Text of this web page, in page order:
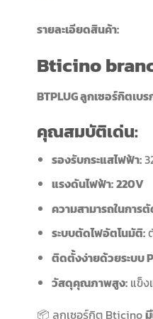
รายละเอียดสินค้า:
Bticino
BTPLUG ลูกเซอร์กิตเบ
คุณสมบัติเด่น:
รองรับกระแสไฟฟ้า:
แรงดันไฟฟ้า:220V
ความสามารถในการ
ระบบตัดไฟอัตโนมัติ:
ติดตั้งง่ายด้วยระบบ
วัสดุคุณภาพสูง:แข็ง
📦 ลูกเซอร์กิต Bticino